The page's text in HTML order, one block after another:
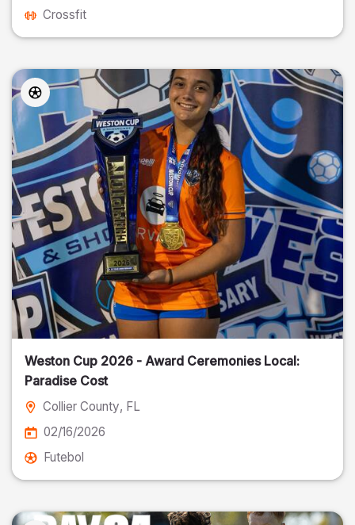
Crossfit
Weston Cup 2026 - Award Ceremonies Local:
Paradise Cost
Collier County, FL
02/16/2026
Futebol